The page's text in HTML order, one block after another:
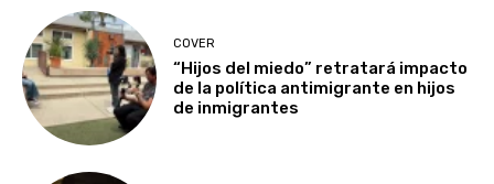
COVER
“Hijos del miedo” retratará impacto
de la política antimigrante en hijos
de inmigrantes